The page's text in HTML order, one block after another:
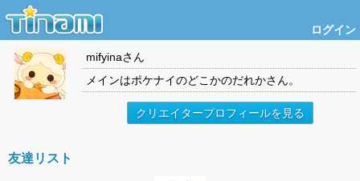
ログイン
mifyinaさん
メインはポケナイのどこかのだれかさん。
クリエイタープロフィールを見る
友達リスト